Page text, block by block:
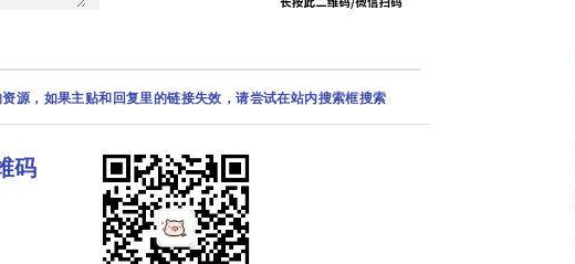
源，如果主贴和回复里的链接失效，请尝试在站内搜索框搜索
码